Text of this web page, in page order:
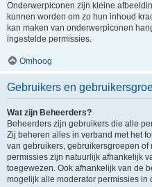
Onderwerpiconen zijn kleine
kunnen worden om zo hun inhoud
kan maken van onderwerpiconen
ingestelde permissies.
Omhoog
Gebruikers en
Wat zijn Beheerders?
Beheerders zijn gebruikers die alle
Zij beheren alles in verband met het
van gebruikers, gebruikersgroepen of
permissies zijn natuurlijk afhankelijk
toegewezen. Ook afhankelijk van de
mogelijk alle moderator permissies in